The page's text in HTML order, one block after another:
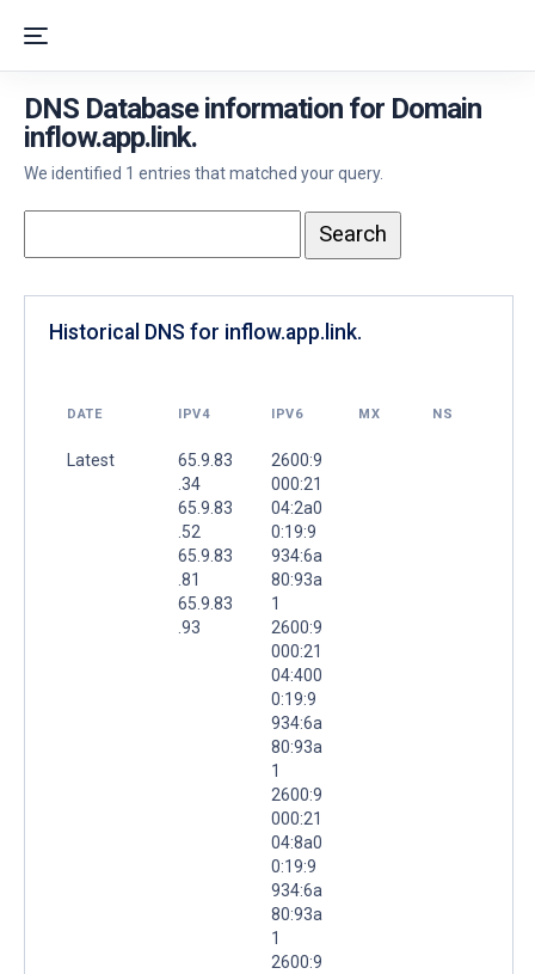
DNS Database information for Domain
inflow.app.link.
We identified 1 entries that matched your query.
Historical DNS for inflow.app.link.
DATE IPV4 IPV6 MX NS
Latest
65.9.83
.34
65.9.83
.52
65.9.83
.81
65.9.83
.93
2600:9
000:21
04:2a0
0:19:9
934:6a
80:93a
1
2600:9
000:21
04:400
0:19:9
934:6a
80:93a
1
2600:9
000:21
04:8a0
0:19:9
934:6a
80:93a
1
2600:9